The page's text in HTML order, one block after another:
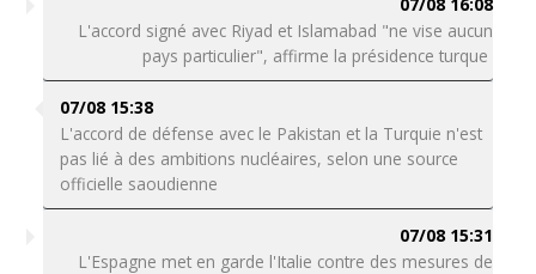
L'accord signé avec Riyad et Islamabad "ne vise aucun
pays particulier", affirme la présidence turque
07/08 15:38
L'accord de défense avec le Pakistan et la Turquie n'est
pas lié à des ambitions nucléaires, selon une source
officielle saoudienne
07/08 15:31
L'Espagne met en garde l'Italie contre des mesures de